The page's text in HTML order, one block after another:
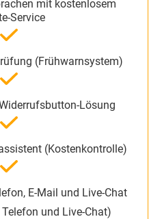
und Live-Chat)